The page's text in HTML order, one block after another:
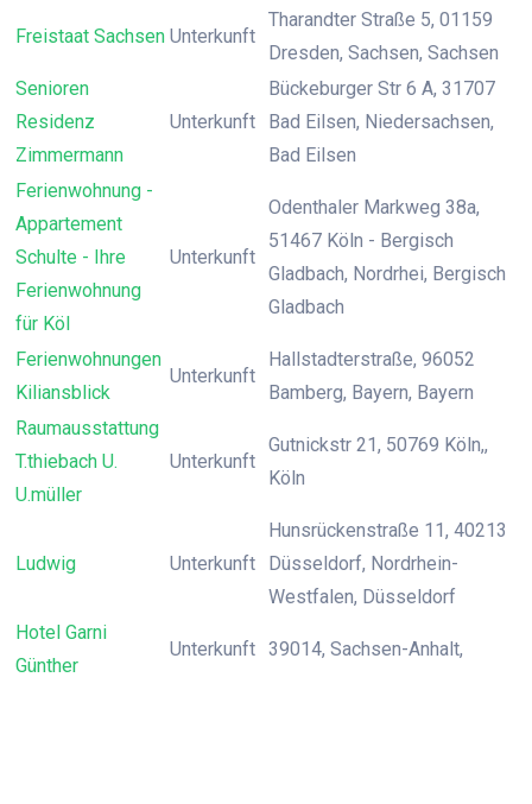
Freistaat Sachsen Unterkunft
Tharandter Straße 5, 01159
Dresden, Sachsen, Sachsen
Senioren
Residenz
Zimmermann
Unterkunft
Bückeburger Str 6 A, 31707
Bad Eilsen, Niedersachsen,
Bad Eilsen
Ferienwohnung -
Appartement
Schulte - Ihre
Ferienwohnung
für Köl
Unterkunft
Odenthaler Markweg 38a,
51467 Köln - Bergisch
Gladbach, Nordrhei, Bergisch
Gladbach
Ferienwohnungen
Kiliansblick
Unterkunft
Hallstadterstraße, 96052
Bamberg, Bayern, Bayern
Raumausstattung
T.thiebach U.
U.müller
Unterkunft
Gutnickstr 21, 50769 Köln,,
Köln
Ludwig Unterkunft
Hunsrückenstraße 11, 40213
Düsseldorf, Nordrhein-
Westfalen, Düsseldorf
Hotel Garni
Günther
Unterkunft 39014, Sachsen-Anhalt,